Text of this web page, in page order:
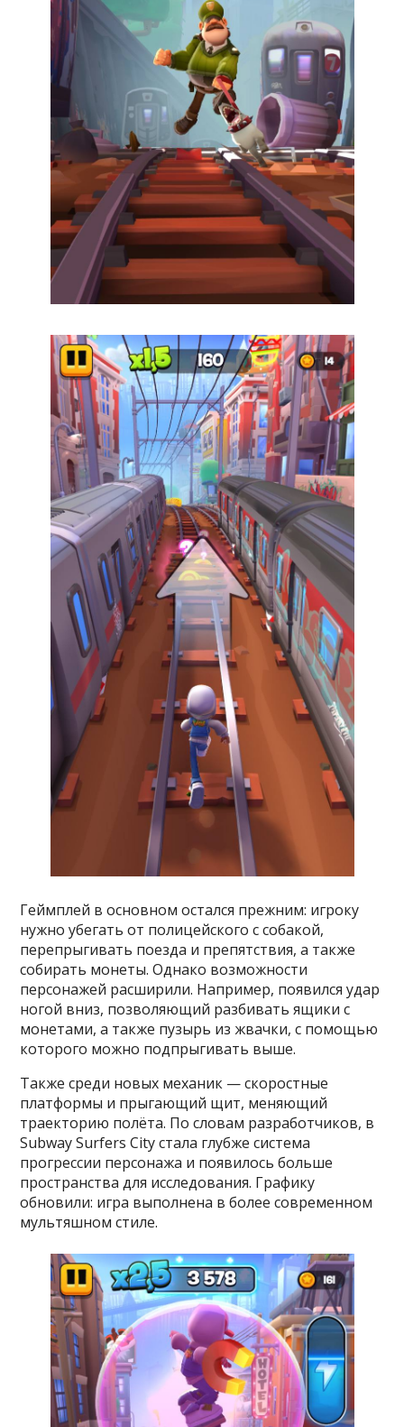
Геймплей в основном остался прежним: игроку
нужно убегать от полицейского с собакой,
перепрыгивать поезда и препятствия, а также
собирать монеты. Однако возможности
персонажей расширили. Например, появился удар
ногой вниз, позволяющий разбивать ящики с
монетами, а также пузырь из жвачки, с помощью
которого можно подпрыгивать выше.
Также среди новых механик — скоростные
платформы и прыгающий щит, меняющий
траекторию полёта. По словам разработчиков, в
Subway Surfers City стала глубже система
прогрессии персонажа и появилось больше
пространства для исследования. Графику
обновили: игра выполнена в более современном
мультяшном стиле.